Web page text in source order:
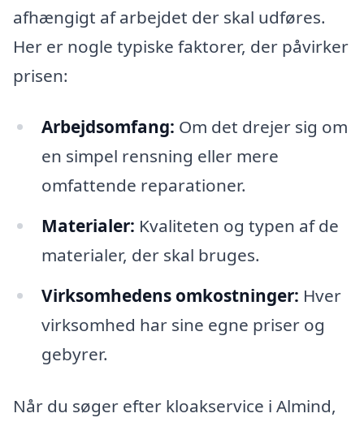
afhængigt af arbejdet der skal udføres.
Her er nogle typiske faktorer, der påvirker
prisen:
Arbejdsomfang: Om det drejer sig om
en simpel rensning eller mere
omfattende reparationer.
Materialer: Kvaliteten og typen af de
materialer, der skal bruges.
Virksomhedens omkostninger: Hver
virksomhed har sine egne priser og
gebyrer.
Når du søger efter kloakservice i Almind,